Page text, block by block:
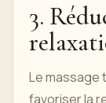
3.
Le massage
favoriser la